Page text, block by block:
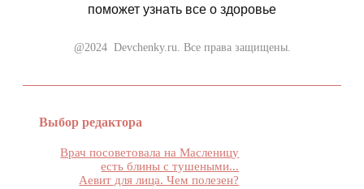
поможет узнать все о здоровье
@2024 Devchenky.ru. Все права защищены.
Выбор редактора
Врач посоветовала на Масленицу
есть блины с тушеными...
Аевит для лица. Чем полезен?